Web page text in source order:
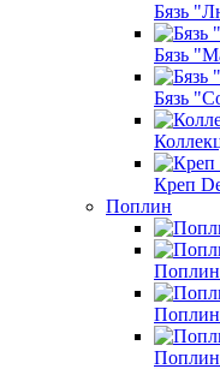
Бязь
Бязь
Бязь
Креп
Поплин